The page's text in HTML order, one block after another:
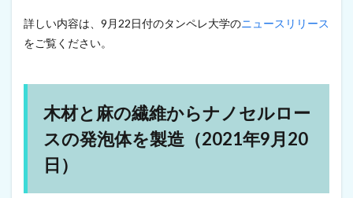
A
ノ
セ
ル
ロ
ス
の
詳しい内容は、9月22日付のタンペレ大学のニュースリリース
をご覧ください。
木材と麻の繊維からナノセルロー
スの発泡体を製造（2021年9月20
日）